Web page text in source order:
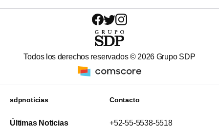
Todos los derechos reservados © 2026 Grupo SDP
sdpnoticias
Últimas Noticias
Contacto
+52-55-5538-5518